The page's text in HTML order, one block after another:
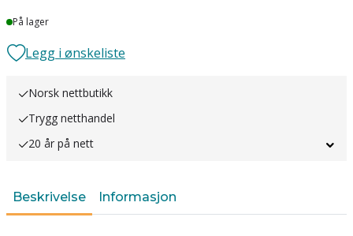
Lager
På lager
Legg i ønskeliste
Norsk nettbutikk
Trygg netthandel
20 år på nett
Beskrivelse Informasjon